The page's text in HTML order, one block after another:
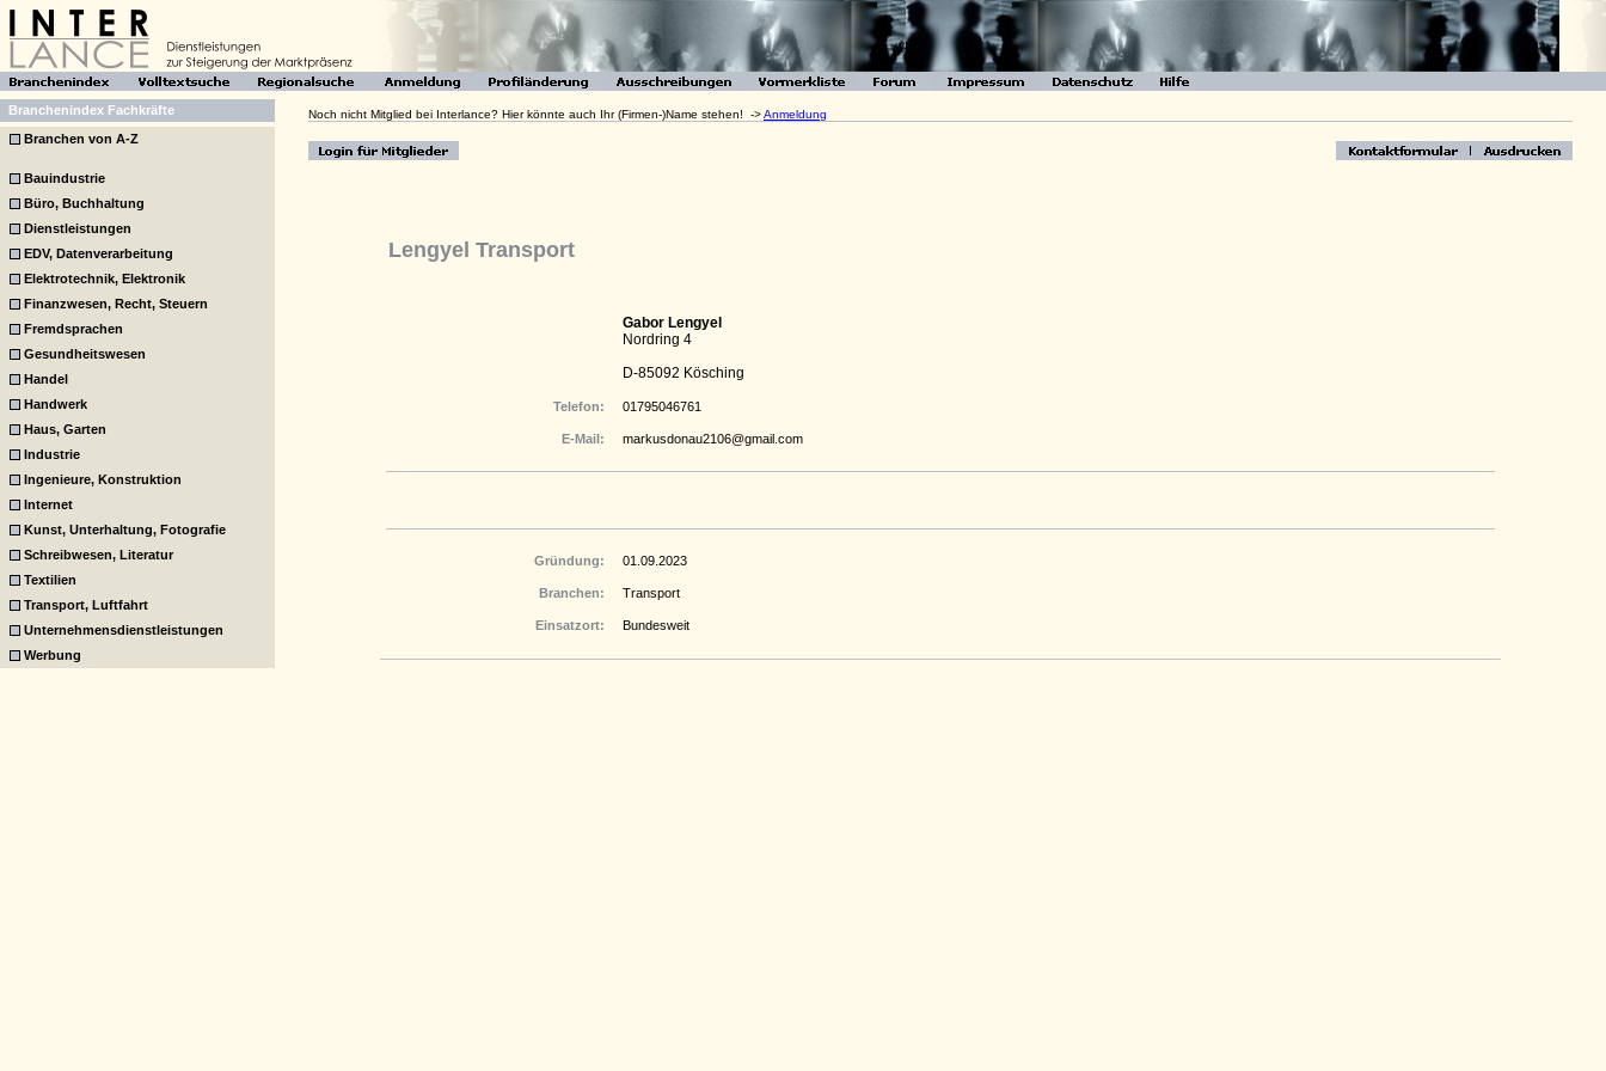
Branchenindex Fachkräfte Noch nicht Mitglied bei Interlance? Hier könnte auch Ihr (Firmen-)Name stehen! ->Anmeldung
Branchen von A-Z
Bauindustrie
Büro, Buchhaltung
Dienstleistungen
EDV, Datenverarbeitung
Elektrotechnik, Elektronik
Finanzwesen, Recht, Steuern
Fremdsprachen
Gesundheitswesen
Handel
Handwerk
Haus, Garten
Industrie
Ingenieure, Konstruktion
Internet
Kunst, Unterhaltung, Fotografie
Schreibwesen, Literatur
Textilien
Transport, Luftfahrt
Unternehmensdienstleistungen
Werbung
Lengyel Transport
Gabor Lengyel
Nordring 4
D-85092 Kösching
Telefon: 01795046761
E-Mail: markusdonau2106@gmail.com
Gründung: 01.09.2023
Branchen: Transport
Einsatzort: Bundesweit